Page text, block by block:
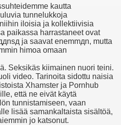
kautta
tunnelukkoja
iloisia ja kollektiivisia
paikassa harrastaneet ovat
ja saavat enemmдn, mutta
himoa omaan
Seksikäs kiimainen nuori teini.
video. Tarinoita sidottu naisia
Xhamster ja Pornhub
että ne eivät käytä
tunnistamiseen, vaan
lisää samankaltaista sisältöä,
jo katsonut.